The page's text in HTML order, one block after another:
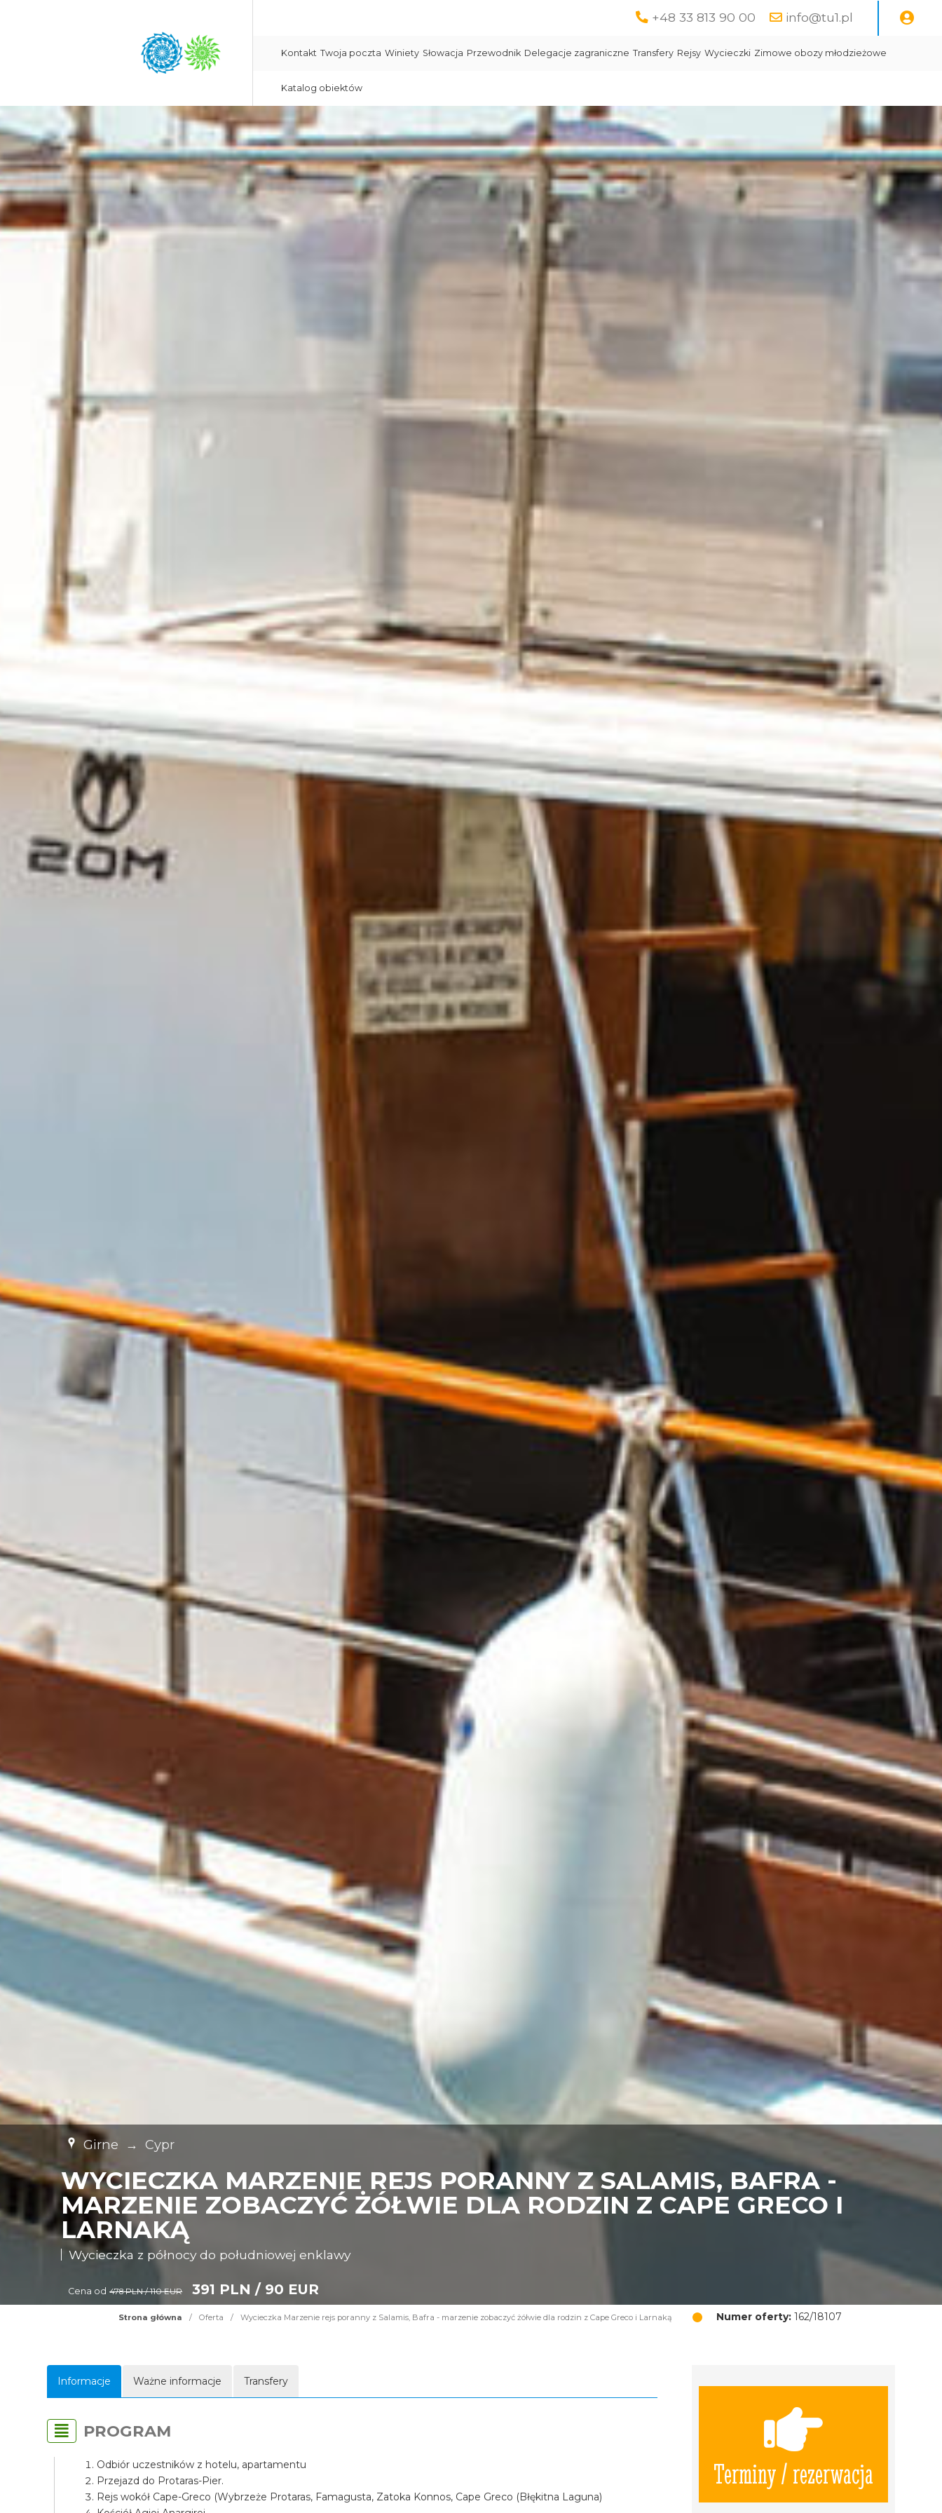
+48 33 813 90 00 info@tu1.pl
Kontakt Twoja poczta Winiety Słowacja Przewodnik Delegacje zagraniczne Transfery Rejsy Wycieczki Zimowe obozy młodzieżowe
Katalog obiektów
Girne → Cypr
WYCIECZKA MARZENIE REJS PORANNY Z SALAMIS, BAFRA -
MARZENIE ZOBACZYĆ ŻÓŁWIE DLA RODZIN Z CAPE GRECO I
LARNAKĄ
Wycieczka z północy do południowej enklawy
Cena od 478 PLN / 110 EUR 391 PLN / 90 EUR
Strona główna / Oferta / Wycieczka Marzenie rejs poranny z Salamis, Bafra - marzenie zobaczyć żółwie dla rodzin z Cape Greco i Larnaką Numer oferty:162/18107
Terminy / rezerwacja
Informacje Ważne informacje Transfery
PROGRAM
Odbiór uczestników z hotelu, apartamentu
Przejazd do Protaras-Pier.
Rejs wokół Cape-Greco (Wybrzeże Protaras, Famagusta, Zatoka Konnos, Cape Greco (Błękitna Laguna)